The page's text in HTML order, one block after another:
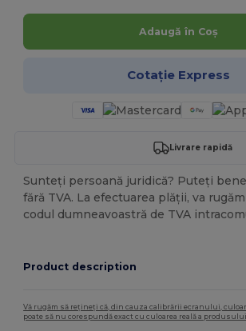
Adaugă în Coș
Cotație Express
Livrare rapidă
Sunteți persoană juridică? Puteți
fără TVA. La efectuarea plății, va
codul dumneavoastră de TVA
Product description
Vă rugăm să rețineți că, din cauza calibrării ecranului,
poate să nu corespundă exact cu culoarea reală a produsului.